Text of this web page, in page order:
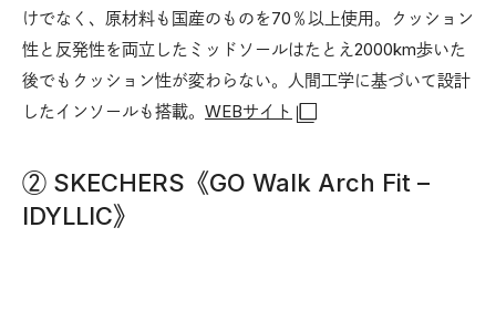
けでなく、原材料も国産のものを70％以上使用。クッション
性と反発性を両立したミッドソールはたとえ2000km歩いた
後でもクッション性が変わらない。人間工学に基づいて設計
したインソールも搭載。 WEBサイト
② SKECHERS《GO Walk Arch Fit –
IDYLLIC》